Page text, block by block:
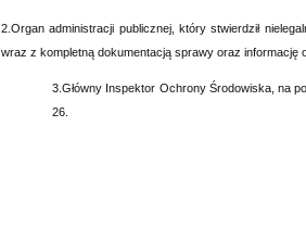
2.Organ administracji publicznej, który stwierdził
wraz z kompletną dokumentacją sprawy oraz informację
3.Główny Inspektor Ochrony Środowiska, na
26.